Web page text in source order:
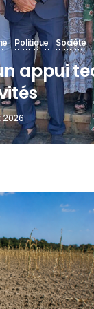
Politique Société
appui
2026